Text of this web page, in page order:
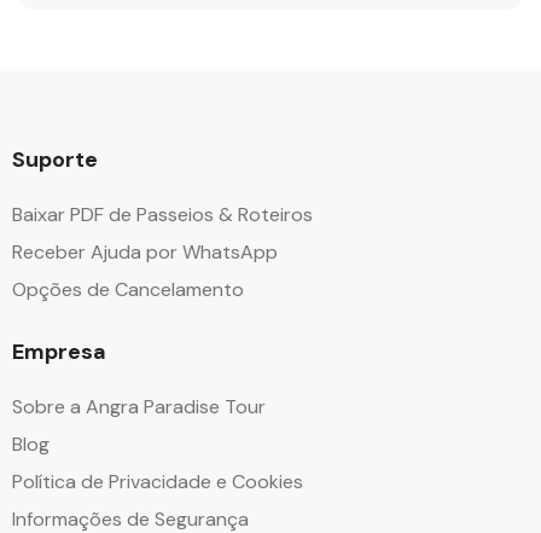
Suporte
Baixar PDF de Passeios & Roteiros
Receber Ajuda por WhatsApp
Opções de Cancelamento
Empresa
Sobre a Angra Paradise Tour
Blog
Política de Privacidade e Cookies
Informações de Segurança